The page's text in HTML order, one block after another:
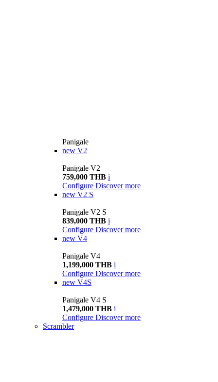
Panigale
new V2
Panigale V2
759,000 THB i
Configure Discover more
new V2 S
Panigale V2 S
839,000 THB i
Configure Discover more
new V4
Panigale V4
1,199,000 THB i
Configure Discover more
new V4S
Panigale V4 S
1,479,000 THB i
Configure Discover more
Scrambler